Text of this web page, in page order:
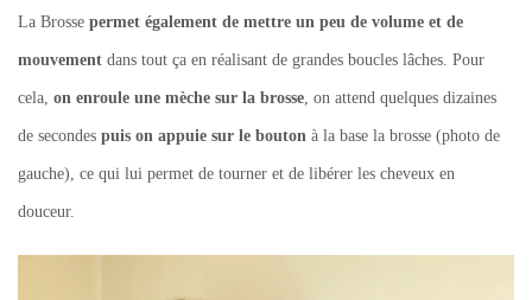
La Brosse permet également de mettre un peu de volume et de
mouvement dans tout ça en réalisant de grandes boucles lâches. Pour
cela, on enroule une mèche sur la brosse, on attend quelques dizaines
de secondes puis on appuie sur le bouton à la base la brosse (photo de
gauche), ce qui lui permet de tourner et de libérer les cheveux en
douceur.